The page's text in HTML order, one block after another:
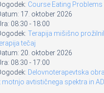
Course Eating Problems
17. oktober 2026
08:30 - 18:00
Terapija mišišno
tečaj
20. oktober 2026
08:30 - 17:00
Delovnoterapevtska
motnjo avtističnega spektra in